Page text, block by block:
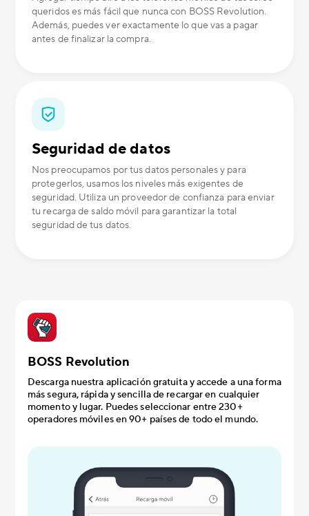
queridos es más fácil que nunca con BOSS Revolution.
Además, puedes ver exactamente lo que vas a pagar
antes de finalizar la compra.
Seguridad de datos
Nos preocupamos por tus datos personales y para
protegerlos, usamos los niveles más exigentes de
seguridad. Utiliza un proveedor de confianza para enviar
tu recarga de saldo móvil para garantizar la total
seguridad de tus datos.
BOSS Revolution
Descarga nuestra aplicación gratuita y accede a una forma
más segura, rápida y sencilla de recargar en cualquier
momento y lugar. Puedes seleccionar entre 230+
operadores móviles en 90+ países de todo el mundo.